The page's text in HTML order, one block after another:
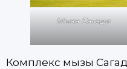
Мыза Сагади
Комплекс мызы